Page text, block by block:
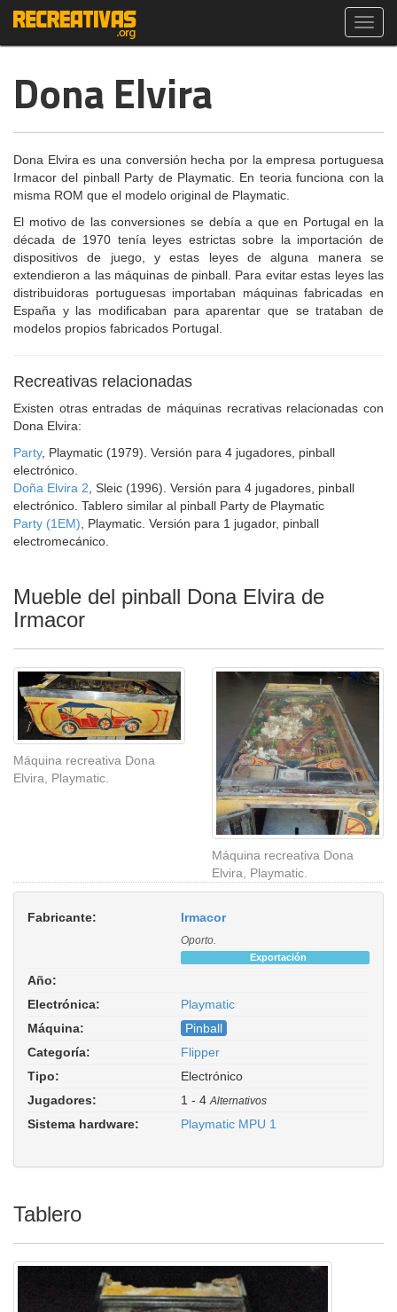
Dona Elvira
Dona Elvira es una conversión hecha por la empresa portuguesa
Irmacor del pinball Party de Playmatic. En teoria funciona con la
misma ROM que el modelo original de Playmatic.
El motivo de las conversiones se debía a que en Portugal en la
década de 1970 tenía leyes estrictas sobre la importación de
dispositivos de juego, y estas leyes de alguna manera se
extendieron a las máquinas de pinball. Para evitar estas leyes las
distribuidoras portuguesas importaban máquinas fabricadas en
España y las modificaban para aparentar que se trataban de
modelos propios fabricados Portugal.
Recreativas relacionadas
Existen otras entradas de máquinas recrativas relacionadas con
Dona Elvira:
Party, Playmatic (1979). Versión para 4 jugadores, pinball
electrónico.
Doña Elvira 2 , Sleic (1996). Versión para 4 jugadores, pinball
electrónico. Tablero similar al pinball Party de Playmatic
Party (1EM) , Playmatic. Versión para 1 jugador, pinball
electromecánico.
Mueble del pinball Dona Elvira de
Irmacor
Máquina recreativa Dona
Elvira, Playmatic.
Máquina recreativa Dona
Elvira, Playmatic.
Fabricante: Irmacor
Oporto.
Exportación
Año:
Electrónica:
Playmatic
Máquina:
Pinball
Categoría:
Flipper
Tipo:
Electrónico
Jugadores:
1 - 4 Alternativos
Sistema hardware: Playmatic MPU 1
Tablero